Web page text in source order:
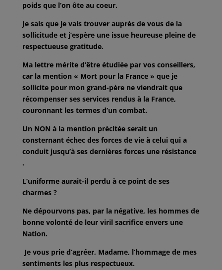
poids que l’on ôte au coeur.
Je sais que je vais trouver auprès de vous de la
sollicitude et j’espère une issue heureuse pleine de
respectueuse gratitude.
Ma lettre mérite d’être étudiée par vos conseillers,
car la mention « Mort pour la France » que je
sollicite pour mon grand-père ne viendrait que
récompenser ses services rendus à la France,
couronnant les termes d’un combat.
Un NON à la mention précitée serait un
consternant échec des forces de vie à celui qui a
conduit jusqu’à ses dernières forces une résistance
.
L’uniforme aurait-il perdu à ce point de ses
charmes ?
Ne dépourvons pas, par la négative, les hommes de
bonne volonté de leur viril sacrifice envers une
Nation.
Je vous prie d’agréer, Madame, l’hommage de mes
sentiments les plus respectueux.